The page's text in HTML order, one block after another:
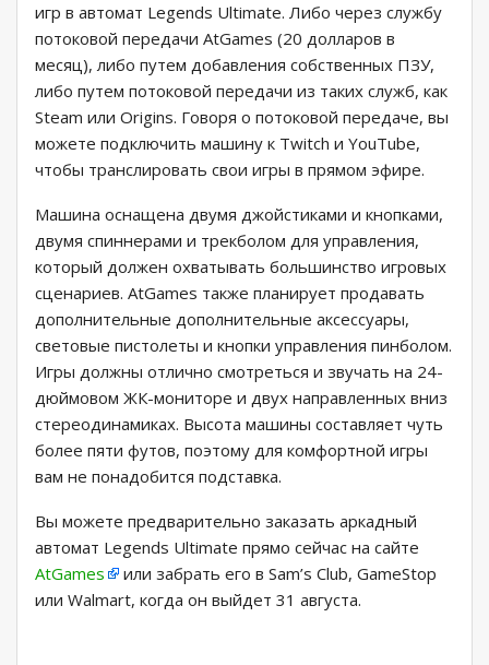
игр в автомат Legends Ultimate. Либо через службу
потоковой передачи AtGames (20 долларов в
месяц), либо путем добавления собственных ПЗУ,
либо путем потоковой передачи из таких служб, как
Steam или Origins. Говоря о потоковой передаче, вы
можете подключить машину к Twitch и YouTube,
чтобы транслировать свои игры в прямом эфире.
Машина оснащена двумя джойстиками и кнопками,
двумя спиннерами и трекболом для управления,
который должен охватывать большинство игровых
сценариев. AtGames также планирует продавать
дополнительные дополнительные аксессуары,
световые пистолеты и кнопки управления пинболом.
Игры должны отлично смотреться и звучать на 24-
дюймовом ЖК-мониторе и двух направленных вниз
стереодинамиках. Высота машины составляет чуть
более пяти футов, поэтому для комфортной игры
вам не понадобится подставка.
Вы можете предварительно заказать аркадный
автомат Legends Ultimate прямо сейчас на сайте
AtGames
или забрать его в Sam’s Club, GameStop
или Walmart, когда он выйдет 31 августа.